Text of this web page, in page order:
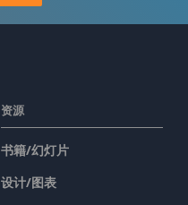
资源
书籍/幻灯片
设计/图表